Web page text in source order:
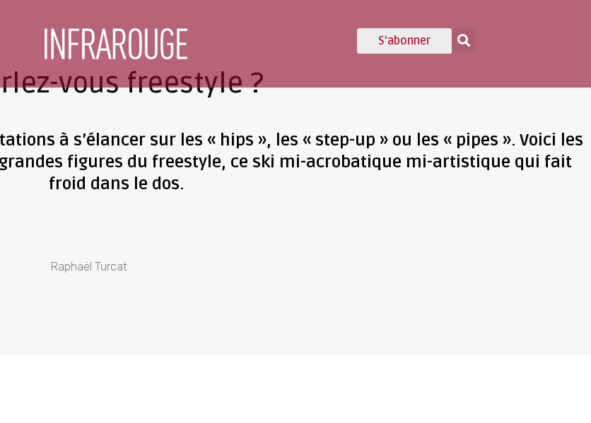
S'abonner
vous freestyle ?
à s’élancer sur les « hips », les « step-up » ou les « pipes ». Voici les
figures du freestyle, ce ski mi-acrobatique mi-artistique qui fait
froid dans le dos.
Raphaël Turcat